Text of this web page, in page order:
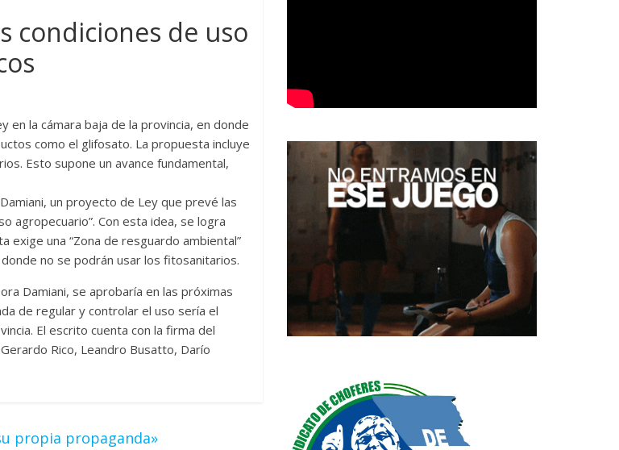
condiciones de uso
en la cámara baja de la provincia, en donde
como el glifosato. La propuesta incluye
Esto supone un avance fundamental,
un proyecto de Ley que prevé las
agropecuario”. Con esta idea, se logra
exige una “Zona de resguardo ambiental”
no se podrán usar los fitosanitarios.
Damiani, se aprobaría en las próximas
de regular y controlar el uso sería el
El escrito cuenta con la firma del
Rico, Leandro Busatto, Darío
propia propaganda»